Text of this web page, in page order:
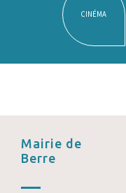
CINÉMA
Mairie de
Berre